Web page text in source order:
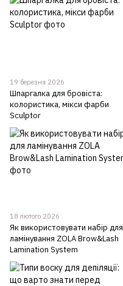
19 березня 2026
Шпаргалка для бровіста:
колористика, мікси фарби
Sculptor
18 лютого 2026
Як використовувати набір для
ламінування ZOLA Brow&Lash
Lamination System